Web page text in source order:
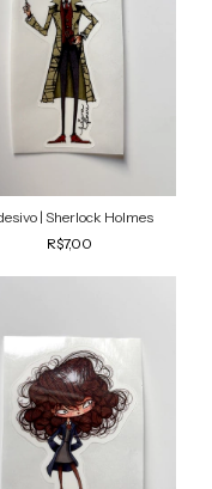
| Sherlock Holmes
R$7,00